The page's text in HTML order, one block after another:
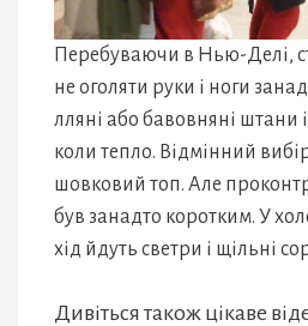
Перебуваючи в Нью-Делі,
не оголяти руки і ноги
лляні або бавовняні штани
коли тепло. Відмінний
шовковий топ. Але
був занадто коротким. У
хід йдуть светри і щільні
Дивіться також цікаве